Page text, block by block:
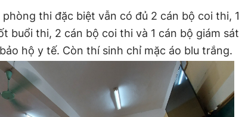
thi đặc biệt vẫn có đủ 2 cán bộ coi thi, 1
buổi thi, 2 cán bộ coi thi và 1 cán bộ giám sát
hộ y tế. Còn thí sinh chỉ mặc áo blu trắng.